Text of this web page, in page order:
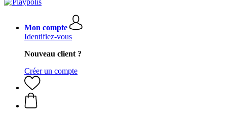
Mon compte
Identifiez-vous
Nouveau client ?
Créer un compte